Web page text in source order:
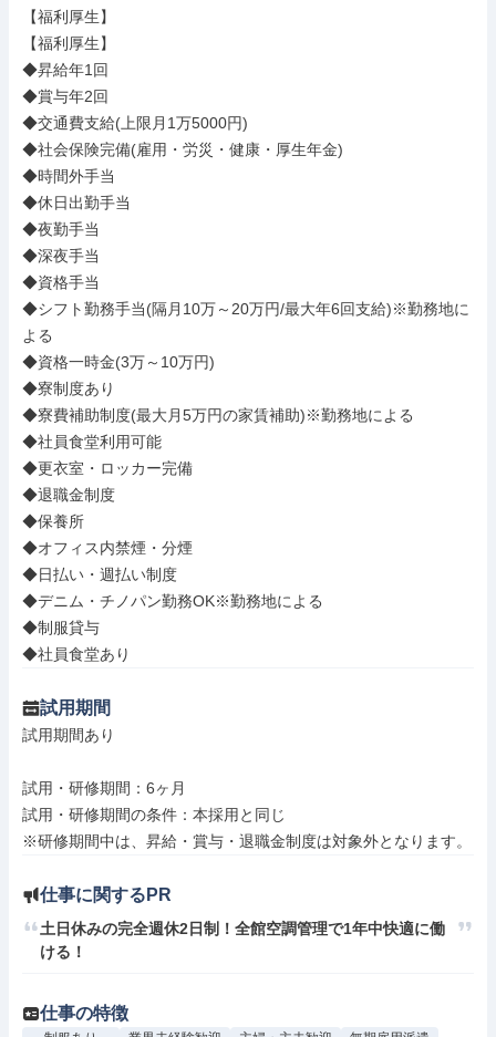
【福利厚生】
【福利厚生】
◆昇給年1回
◆賞与年2回
◆交通費支給(上限月1万5000円)
◆社会保険完備(雇用・労災・健康・厚生年金)
◆時間外手当
◆休日出勤手当
◆夜勤手当
◆深夜手当
◆資格手当
◆シフト勤務手当(隔月10万～20万円/最大年6回支給)※勤務地に
よる
◆資格一時金(3万～10万円)
◆寮制度あり
◆寮費補助制度(最大月5万円の家賃補助)※勤務地による
◆社員食堂利用可能
◆更衣室・ロッカー完備
◆退職金制度
◆保養所
◆オフィス内禁煙・分煙
◆日払い・週払い制度
◆デニム・チノパン勤務OK※勤務地による
◆制服貸与
◆社員食堂あり
試用期間
試用期間あり
試用・研修期間：6ヶ月
試用・研修期間の条件：本採用と同じ
仕事に関するPR
土日休みの完全週休2日制！全館空調管理で1年中快適に働
ける！
仕事の特徴